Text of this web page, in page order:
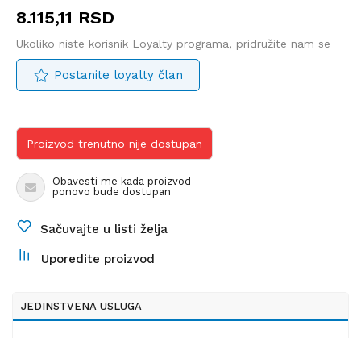
8.115,11 RSD
Ukoliko niste korisnik Loyalty programa, pridružite nam se
Postanite loyalty član
Proizvod trenutno nije dostupan
Obavesti me kada proizvod
ponovo bude dostupan
Sačuvajte u listi želja
Uporedite proizvod
JEDINSTVENA USLUGA